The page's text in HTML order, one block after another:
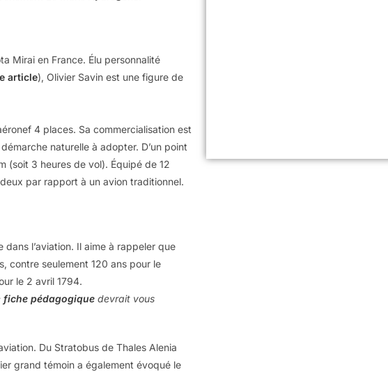
Mirai en France. Élu personnalité
article), Olivier Savin est une figure de
4 places. Sa commercialisation est
naturelle à adopter. D’un point
(soit 3 heures de vol). Équipé de 12
par rapport à un avion traditionnel.
l’aviation. Il aime à rappeler que
contre seulement 120 ans pour le
le 2 avril 1794.
fiche pédagogique devrait vous
Du Stratobus de Thales Alenia
grand témoin a également évoqué le